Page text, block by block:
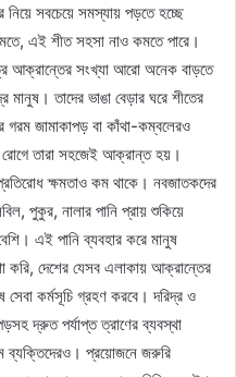
নিয়ে সবচেয়ে সমস্যায় পড়তে হচ্ছে
এই শীত সহসা নাও কমতে পারে।
আক্রান্তের সংখ্যা আরো অনেক বাড়তে
মানুষ। তাদের ভাঙা বেড়ার ঘরে শীতের
গরম জামাকাপড় বা কাঁথা-কম্বলেরও
তারা সহজেই আক্রান্ত হয়।
ক্ষমতাও কম থাকে। নবজাতকদের
পুকুর, নালার পানি প্রায় শুকিয়ে
এই পানি ব্যবহার করে মানুষ
দেশের যেসব এলাকায় আক্রান্তের
কর্মসূচি গ্রহণ করবে। দরিদ্র ও
দ্রুত পর্যাপ্ত ত্রাণের ব্যবস্থা
ব্যক্তিদেরও। প্রয়োজনে জরুরি